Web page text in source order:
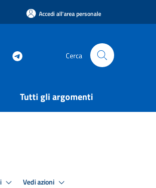
Accedi all'area personale
Cerca
Tutti gli argomenti
Vedi azioni